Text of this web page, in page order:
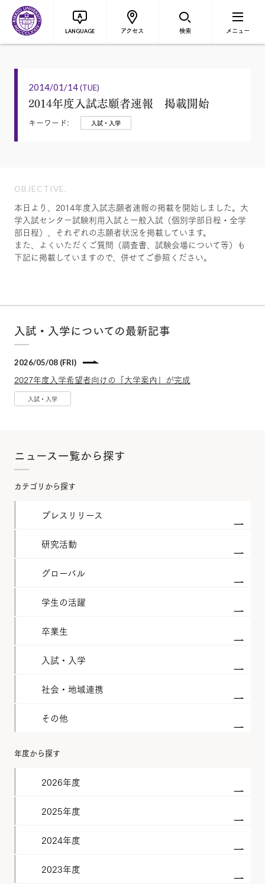
LANGUAGE アクセス 検索 メニュー
2014/01/14(TUE)
2014年度入試志願者速報 掲載開始
キーワード: 入試・入学
OBJECTIVE.
本日より、2014年度入試志願者速報の掲載を開始しました。大
学入試センター試験利用入試と一般入試（個別学部日程・全学
部日程）、それぞれの志願者状況を掲載しています。
また、よくいただくご質問（調査書、試験会場について等）も
下記に掲載していますので、併せてご参照ください。
入試・入学についての最新記事
2026/05/08 (FRI)
2027年度入学希望者向けの「大学案内」が完成
入試・入学
ニュース一覧から探す
カテゴリから探す
プレスリリース
研究活動
グローバル
学生の活躍
卒業生
入試・入学
社会・地域連携
その他
年度から探す
2026年度
2025年度
2024年度
2023年度